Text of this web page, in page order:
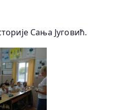
Сања Југовић.